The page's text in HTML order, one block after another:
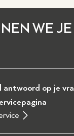
WE
antwoord op je